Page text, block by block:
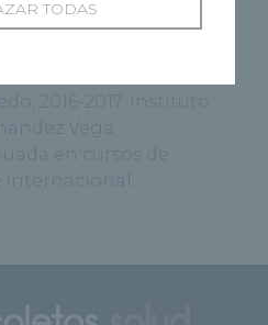
visión. Recoletos
TODAS